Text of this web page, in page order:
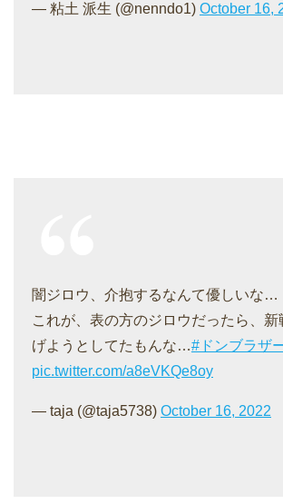
— 粘土 派生 (@nenndo1) October 16,
闇ジロウ、介抱するなんて優しいな…
これが、表の方のジロウだったら、新
げようとしてたもんな…#ドンブラザ
pic.twitter.com/a8eVKQe8oy
— taja (@taja5738) October 16, 2022